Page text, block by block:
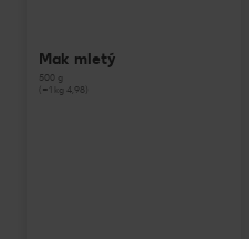
Mak mletý
500 g
(=1 kg 4,98)